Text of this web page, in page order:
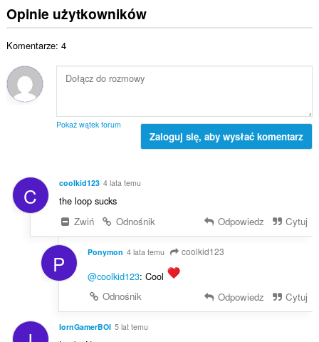
Opinie użytkowników
Komentarze: 4
Pokaż wątek forum
Zaloguj się, aby wysłać komentarz
C coolkid123 4 lata temu
the loop sucks
Zwiń
Odnośnik Odpowiedz Cytuj
P Ponymon 4 lata temu coolkid123
@coolkid123: Cool
Odnośnik
Odpowiedz Cytuj
IornGamerBOI 5 lat temu